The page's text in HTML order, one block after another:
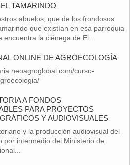
TAMARINDO
abuelos, que de los frondosos
que existían en esa parroquia
encuentra la ciénega de El...
ONLINE DE AGROECOLOGÍA
curso-
A FONDOS
PARA PROYECTOS
Y AUDIOVISUALES
y la producción audiovisual del
por intermedio del Ministerio de